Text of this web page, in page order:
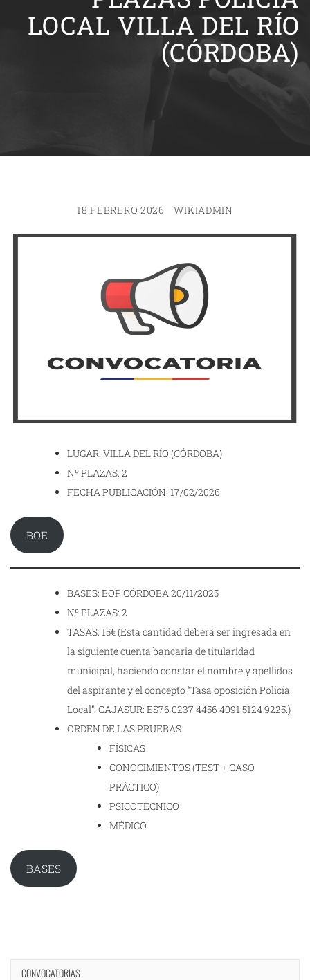
LOCAL VILLA DEL RÍO
(CÓRDOBA)
18 FEBRERO 2026 WIKIADMIN
LUGAR: VILLA DEL RÍO (CÓRDOBA)
Nº PLAZAS: 2
FECHA PUBLICACIÓN: 17/02/2026
BOE
BASES: BOP CÓRDOBA 20/11/2025
Nº PLAZAS: 2
TASAS: 15€ (Esta cantidad deberá ser ingresada en
la siguiente cuenta bancaria de titularidad
municipal, haciendo constar el nombre y apellidos
del aspirante y el concepto “Tasa oposición Policía
Local”: CAJASUR: ES76 0237 4456 4091 5124 9225.)
ORDEN DE LAS PRUEBAS:
FÍSICAS
CONOCIMIENTOS (TEST + CASO
PRÁCTICO)
PSICOTÉCNICO
MÉDICO
BASES
CONVOCATORIAS